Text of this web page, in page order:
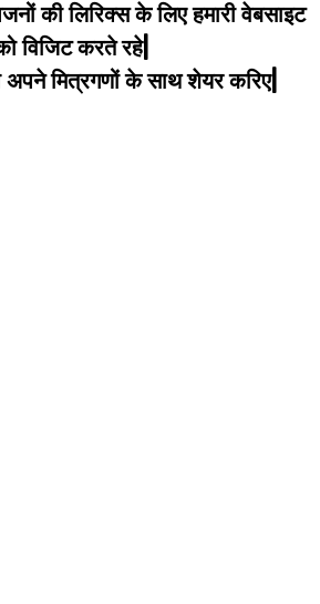
की लिरिक्स के लिए हमारी वेबसाइट
विजिट करते रहे|
मित्रगणों के साथ शेयर करिए|